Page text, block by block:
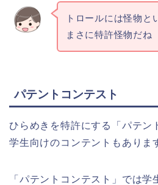
トロールには怪物と
まさに特許怪物だね
パテントコンテスト
ひらめきを特許にする「パテン
学生向けのコンテントもありま
「パテントコンテスト」では学